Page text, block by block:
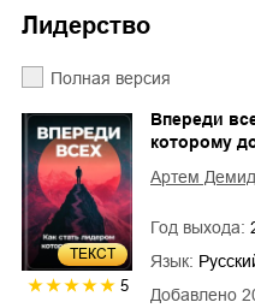
Лидерство
Полная версия
ТЕКСТ
5 Добавлено
Впереди
которому
Артем
Год выхода:
Язык: